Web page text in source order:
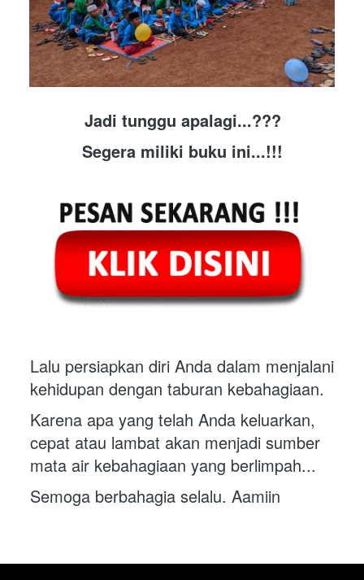
Jadi tunggu apalagi...???
Segera miliki buku ini...!!!
Lalu persiapkan diri Anda dalam menjalani
kehidupan dengan taburan kebahagiaan.
Karena apa yang telah Anda keluarkan,
cepat atau lambat akan menjadi sumber
mata air kebahagiaan yang berlimpah...
Semoga berbahagia selalu. Aamiin